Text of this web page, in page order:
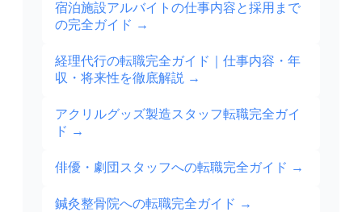
宿泊施設アルバイトの仕事内容と採用まで
の完全ガイド →
経理代行の転職完全ガイド｜仕事内容・年
収・将来性を徹底解説 →
アクリルグッズ製造スタッフ転職完全ガイ
ド →
俳優・劇団スタッフへの転職完全ガイド →
鍼灸整骨院への転職完全ガイド →